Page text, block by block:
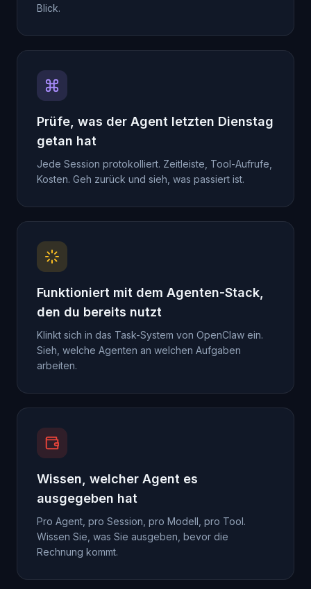
Blick.
Prüfe, was der Agent letzten Dienstag
getan hat
Jede Session protokolliert. Zeitleiste, Tool-Aufrufe,
Kosten. Geh zurück und sieh, was passiert ist.
Funktioniert mit dem Agenten-Stack,
den du bereits nutzt
Klinkt sich in das Task-System von OpenClaw ein.
Sieh, welche Agenten an welchen Aufgaben
arbeiten.
Wissen, welcher Agent es
ausgegeben hat
Pro Agent, pro Session, pro Modell, pro Tool.
Wissen Sie, was Sie ausgeben, bevor die
Rechnung kommt.